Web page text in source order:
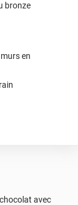
bronze
en
avec